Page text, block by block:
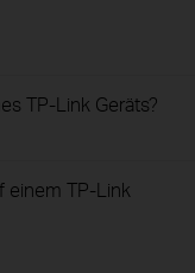
TP-Link Geräts?
einem TP-Link